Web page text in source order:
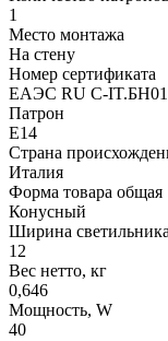
1
Место монтажа
На стену
Номер сертификата
ЕАЭС RU C-
Патрон
E14
Страна
Италия
Форма товара общая
Конусный
Ширина
12
Вес нетто, кг
0,646
Мощность, W
40